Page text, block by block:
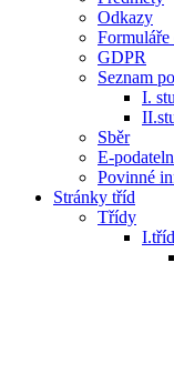
Odkazy
Formuláře
GDPR
Seznam
I.
Sběr
E-
Povinné
Stránky tříd
Třídy